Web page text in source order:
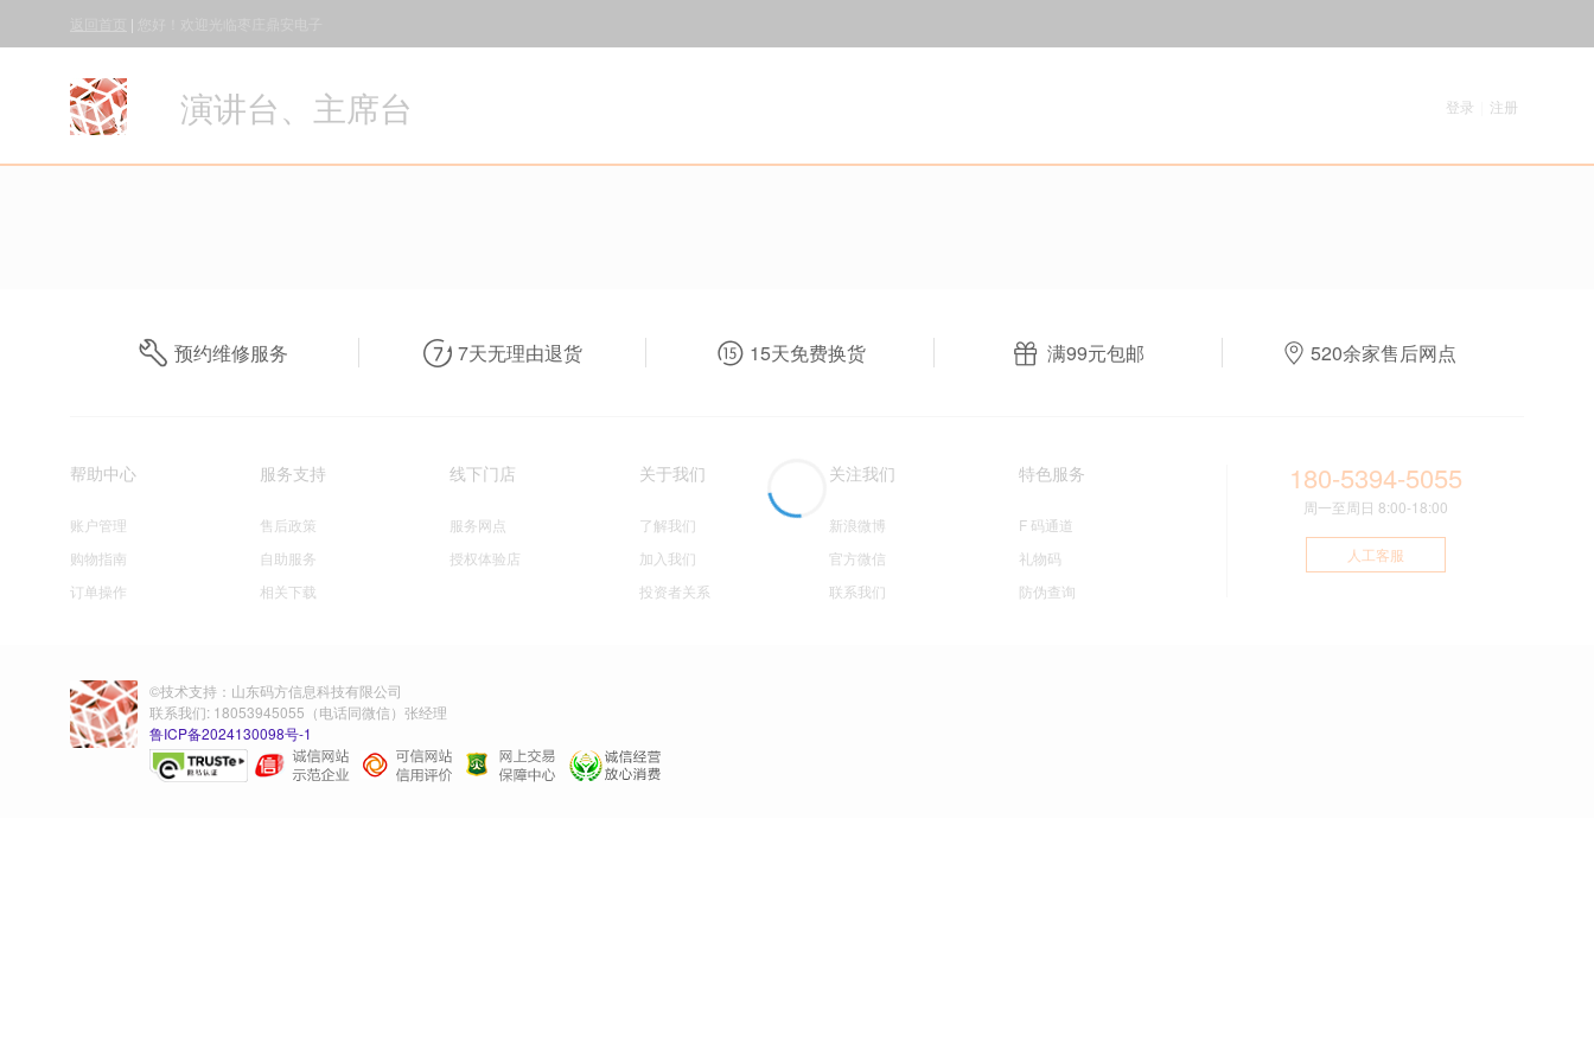
|
演讲台、主席台 登录 注册
预约维修服务 7天无理由退货 15天免费换货 满99元包邮 520余家售后网点
帮助中心
账户管理
购物指南
订单操作
服务支持
售后政策
自助服务
相关下载
线下门店
服务网点
授权体验店
关于我们
了解我们
加入我们
投资者关系
关注我们
新浪微博
官方微信
联系我们
特色服务
F 码通道
礼物码
防伪查询
180-5394-5055
周一至周日 8:00-18:00
人工客服
©技术支持：山东码方信息科技有限公司
联系我们: 18053945055（电话同微信）张经理
鲁ICP备2024130098号-1